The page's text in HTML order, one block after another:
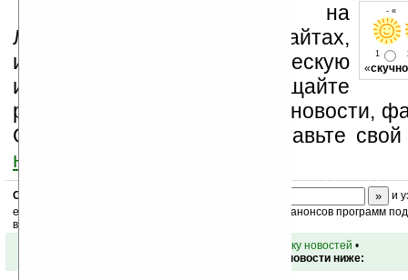
- «
1
«скучно
Устанавливайте линк на
Ладошки на своих сайтах,
изучайте коммерческую
информацию, посещайте
разделы сайта (форум, чат, новости,
Оцените эту новость и оставьте
ниже на странице
Скоро
и
ежедневный или еженедельный дайджест новостей, анонсов программ
ваш почтовый ящик.
вернуться к списку новостей •
Обсуждение этой новости ниже: